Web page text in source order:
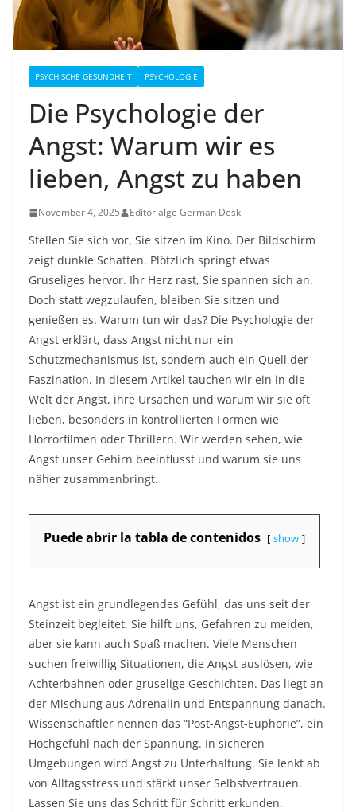
PSYCHISCHE GESUNDHEIT PSYCHOLOGIE
Die Psychologie der
Angst: Warum wir es
lieben, Angst zu haben
November 4, 2025 Editorialge German Desk
Stellen Sie sich vor, Sie sitzen im Kino. Der Bildschirm
zeigt dunkle Schatten. Plötzlich springt etwas
Gruseliges hervor. Ihr Herz rast, Sie spannen sich an.
Doch statt wegzulaufen, bleiben Sie sitzen und
genießen es. Warum tun wir das? Die Psychologie der
Angst erklärt, dass Angst nicht nur ein
Schutzmechanismus ist, sondern auch ein Quell der
Faszination. In diesem Artikel tauchen wir ein in die
Welt der Angst, ihre Ursachen und warum wir sie oft
lieben, besonders in kontrollierten Formen wie
Horrorfilmen oder Thrillern. Wir werden sehen, wie
Angst unser Gehirn beeinflusst und warum sie uns
näher zusammenbringt.
Puede abrir la tabla de contenidos show
Angst ist ein grundlegendes Gefühl, das uns seit der
Steinzeit begleitet. Sie hilft uns, Gefahren zu meiden,
aber sie kann auch Spaß machen. Viele Menschen
suchen freiwillig Situationen, die Angst auslösen, wie
Achterbahnen oder gruselige Geschichten. Das liegt an
der Mischung aus Adrenalin und Entspannung danach.
Wissenschaftler nennen das “Post-Angst-Euphorie”, ein
Hochgefühl nach der Spannung. In sicheren
Umgebungen wird Angst zu Unterhaltung. Sie lenkt ab
von Alltagsstress und stärkt unser Selbstvertrauen.
Lassen Sie uns das Schritt für Schritt erkunden.​